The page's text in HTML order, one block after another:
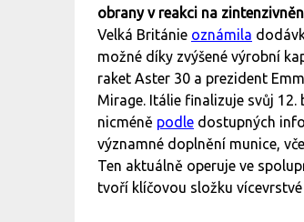
obrany v reakci na
Velká Británie oznámila
možné díky zvýšené výrobní
raket Aster 30 a prezident
Mirage. Itálie finalizuje svůj
nicméně podle dostupných
významné doplnění munice,
Ten aktuálně operuje ve
tvoří klíčovou složku